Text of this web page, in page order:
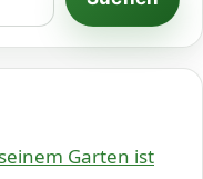
Garten ist